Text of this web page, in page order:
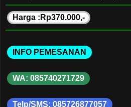
Harga :Rp370.000,-
INFO PEMESANAN
WA: 085740271729
Telp/SMS: 085726877057